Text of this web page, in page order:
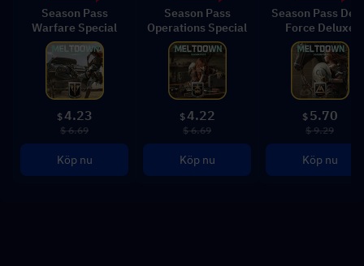
Season Pass
Warfare Special
$4.23
$ 6.69
Köp nu
Season Pass
Operations Special
$4.22
$ 6.69
Köp nu
Season Pass
Force Deluxe
$ 5.70
$ 9.29
Köp nu